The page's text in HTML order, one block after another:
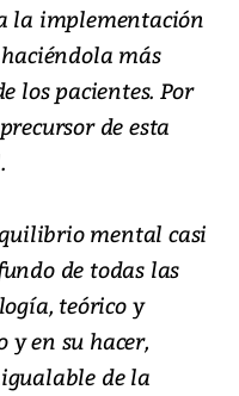
la implementación
más
los pacientes. Por
de esta
mental casi
de todas las
teórico y
y en su hacer,
de la